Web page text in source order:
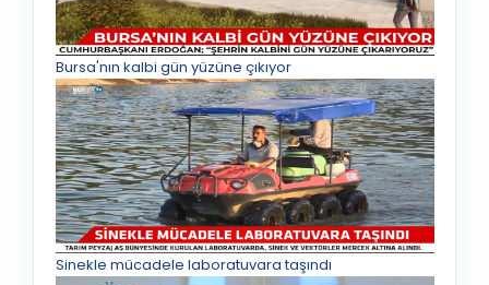
Bursa'nın kalbi gün yüzüne çıkıyor
Sinekle mücadele laboratuvara taşındı